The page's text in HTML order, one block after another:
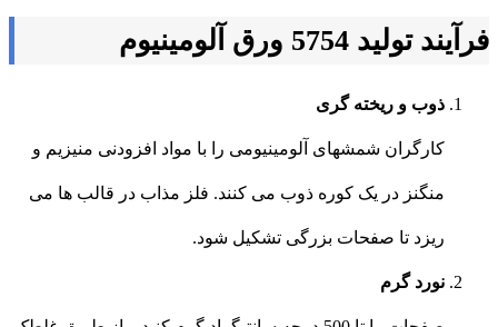
فرآیند تولید 5754 ورق آلومینیوم
ذوب و ریخته گری
کارگران شمشهای آلومینیومی را با مواد افزودنی منیزیم و
منگنز در یک کوره ذوب می کنند. فلز مذاب در قالب ها می
ریزد تا صفحات بزرگی تشکیل شود.
نورد گرم